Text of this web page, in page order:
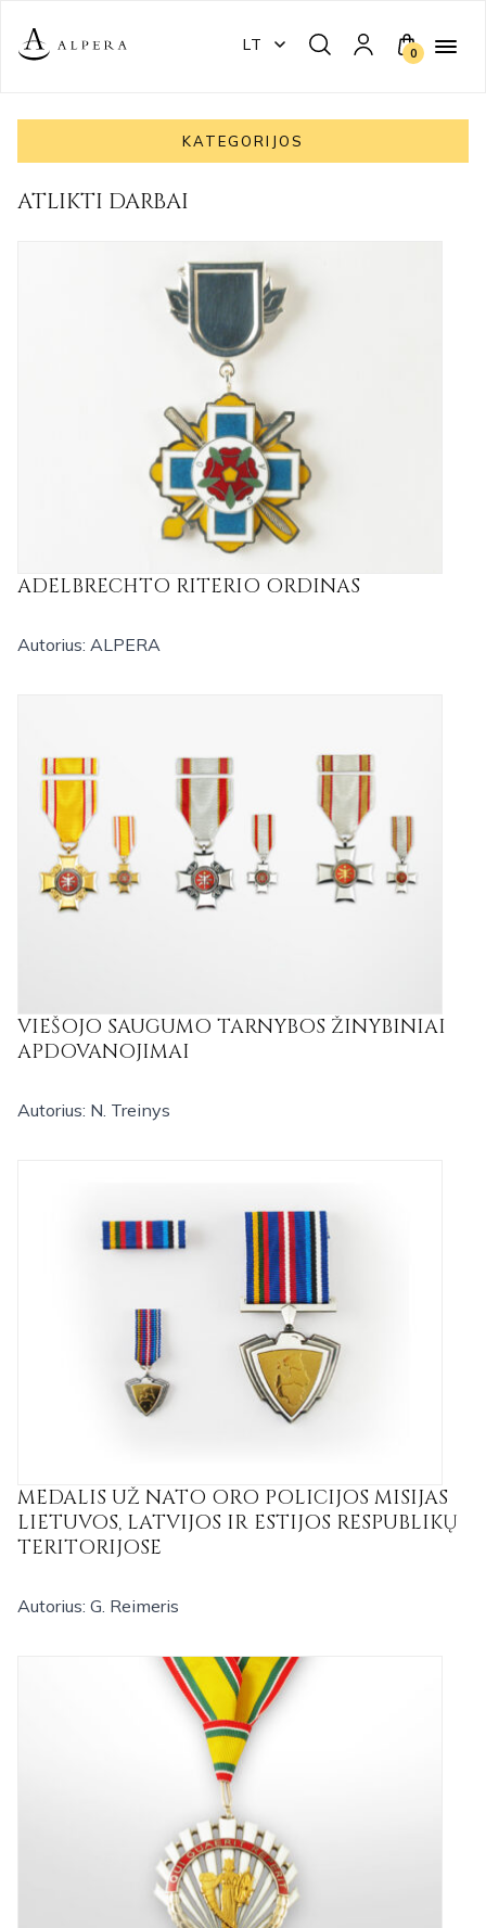
LT 0
KATEGORIJOS
ATLIKTI DARBAI
ADELBRECHTO RITERIO ORDINAS
Autorius: ALPERA
VIEŠOJO SAUGUMO TARNYBOS ŽINYBINIAI
APDOVANOJIMAI
Autorius: N. Treinys
MEDALIS UŽ NATO ORO POLICIJOS MISIJAS
LIETUVOS, LATVIJOS IR ESTIJOS RESPUBLIKŲ
TERITORIJOSE
Autorius: G. Reimeris